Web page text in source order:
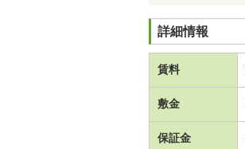
詳細情報
賃料
敷金
保証金